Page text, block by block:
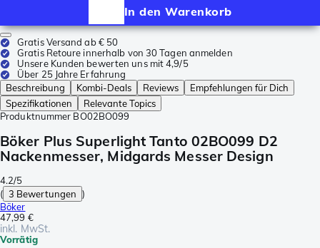
In den Warenkorb
Gratis Versand ab € 50
Gratis Retoure innerhalb von 30 Tagen anmelden
Unsere Kunden bewerten uns mit 4,9/5
Über 25 Jahre Erfahrung
Beschreibung
Kombi-Deals Reviews
Empfehlungen für Dich
Spezifikationen
Relevante Topics
Produktnummer BO02BO099
Böker Plus Superlight Tanto 02BO099 D2
Nackenmesser, Midgards Messer Design
4.2/5
( 3 Bewertungen )
Böker
47,99 €
inkl. MwSt.
Vorrätig